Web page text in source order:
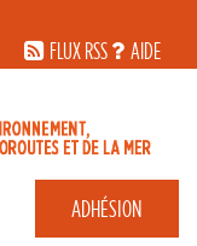
FLUX RSS
AIDE
ADHÉSION